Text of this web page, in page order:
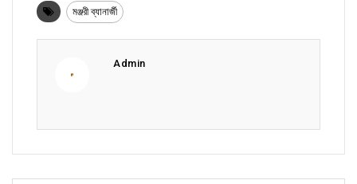
মঞ্জরী ব্যানার্জী
Admin